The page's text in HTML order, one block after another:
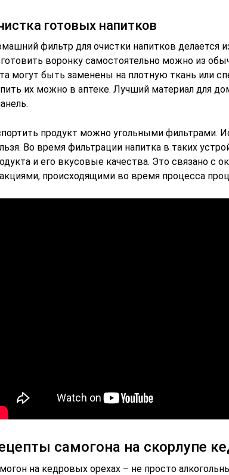
готовых напитков
фильтр для очистки напитков делается
воронку самостоятельно можно из
могут быть заменены на плотную ткань или
их можно в аптеке. Лучший материал для
продукт можно угольными фильтрами.
Во время фильтрации напитка в таких
и его вкусовые качества. Это связано с
происходящими во время процесса
самогона на скорлупе
на кедровых орехах – не просто